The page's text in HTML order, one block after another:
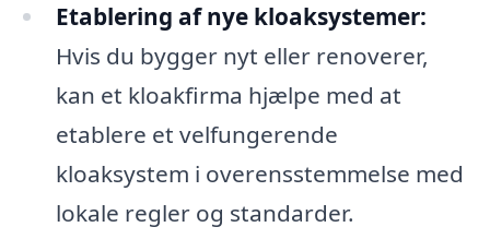
Etablering af nye kloaksystemer:
Hvis du bygger nyt eller renoverer,
kan et kloakfirma hjælpe med at
etablere et velfungerende
kloaksystem i overensstemmelse med
lokale regler og standarder.